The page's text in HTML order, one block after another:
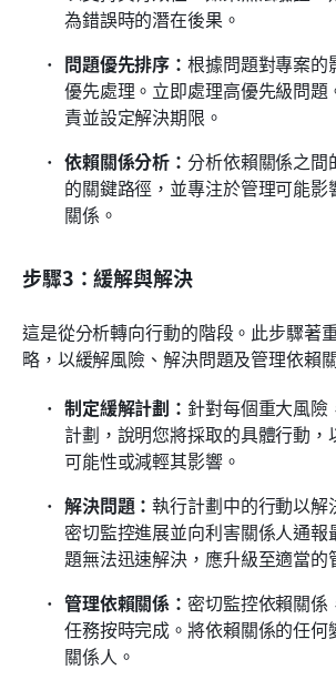
為錯誤時的潛在後果。
問題優先排序：根據問題對專案的
優先處理。立即處理高優先級問題
責並設定解決期限。
依賴關係分析：分析依賴關係之
的關鍵路徑，並專注於管理可能影
關係。
步驟3：緩解與解決
這是從分析轉向行動的階段。此步驟著
略，以緩解風險、解決問題及管理依賴
制定緩解計劃： 針對每個重大風
計劃，說明您將採取的具體行動，
可能性或減輕其影響。
解決問題：執行計劃中的行動以解
密切監控進展並向利害關係人通報
題無法迅速解決，應升級至適當的
管理依賴關係： 密切監控依賴關
任務按時完成。將依賴關係的任何
關係人。